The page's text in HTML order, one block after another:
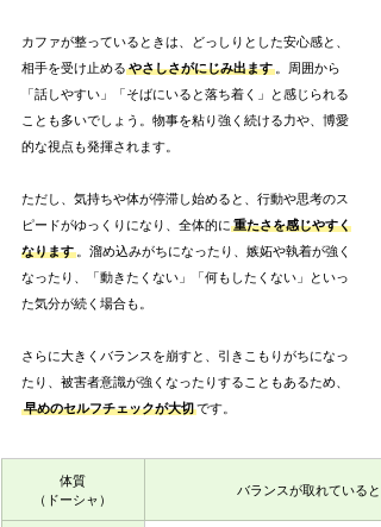
カファが整っているときは、どっしりとした安心感と、
相手を受け止める やさしさがにじみ出ます 。周囲から
「話しやすい」「そばにいると落ち着く」と感じられる
ことも多いでしょう。物事を粘り強く続ける力や、博愛
的な視点も発揮されます。
ただし、気持ちや体が停滞し始めると、行動や思考のス
ピードがゆっくりになり、全体的に 重たさを感じやすく
なります 。溜め込みがちになったり、嫉妬や執着が強く
なったり、「動きたくない」「何もしたくない」といっ
た気分が続く場合も。
さらに大きくバランスを崩すと、引きこもりがちになっ
たり、被害者意識が強くなったりすることもあるため、
早めのセルフチェックが大切です。
体質
（ドーシャ）
バランスが取れていると